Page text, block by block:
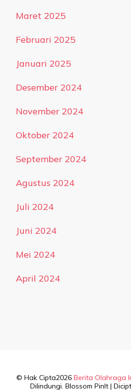
Maret 2025
Februari 2025
Januari 2025
Desember 2024
November 2024
Oktober 2024
September 2024
Agustus 2024
Juli 2024
Juni 2024
Mei 2024
April 2024
© Hak Cipta2026 Berita Olahraga
Dilindungi. Blossom PinIt |